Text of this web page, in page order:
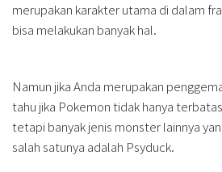
merupakan karakter utama di dalam
bisa melakukan banyak hal.
Namun jika Anda merupakan
tahu jika Pokemon tidak hanya
tetapi banyak jenis monster lainnya
salah satunya adalah Psyduck.